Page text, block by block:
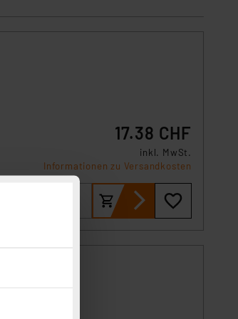
17.38 CHF
inkl. MwSt.
Informationen zu Versandkosten